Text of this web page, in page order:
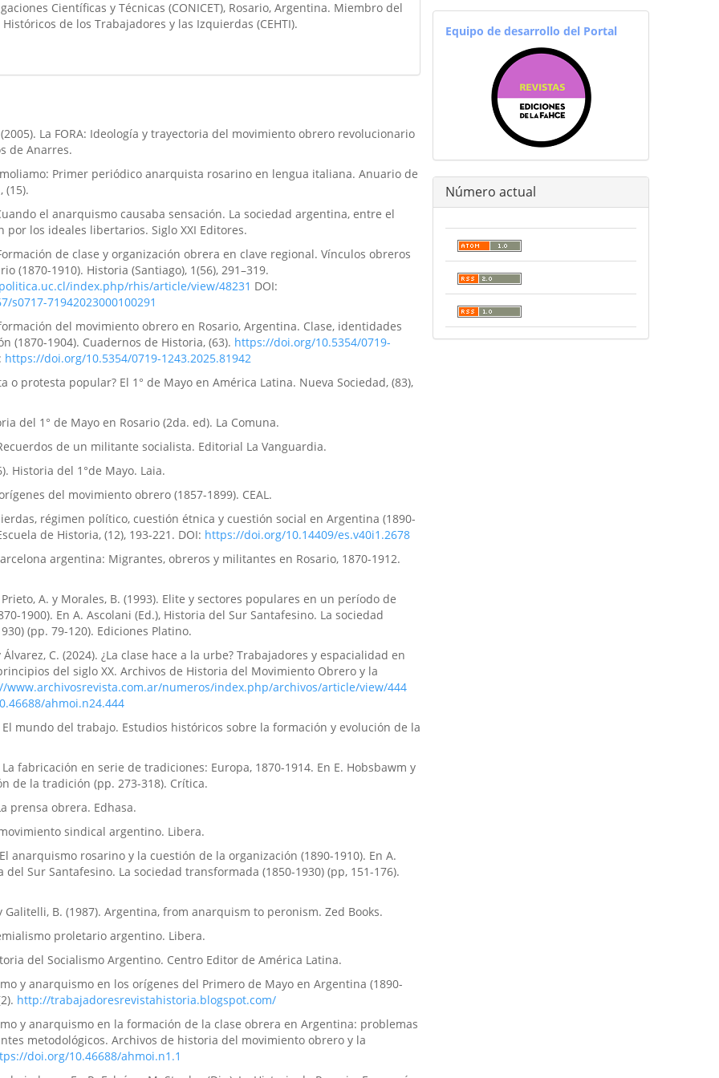
Científicas y Técnicas (CONICET), Rosario, Argentina. Miembro del
de los Trabajadores y las Izquierdas (CEHTI).
La FORA: Ideología y trayectoria del movimiento obrero revolucionario
de Anarres.
Primer periódico anarquista rosarino en lengua italiana. Anuario de
(15).
el anarquismo causaba sensación. La sociedad argentina, entre el
por los ideales libertarios. Siglo XXI Editores.
de clase y organización obrera en clave regional. Vínculos obreros
(1870-1910). Historia (Santiago), 1(56), 291–319.
index.php/rhis/article/view/48231 DOI:
s0717-71942023000100291
del movimiento obrero en Rosario, Argentina. Clase, identidades
(1870-1904). Cuadernos de Historia, (63). https://doi.org/10.5354/0719-
https://doi.org/10.5354/0719-1243.2025.81942
o protesta popular? El 1° de Mayo en América Latina. Nueva Sociedad, (83),
del 1° de Mayo en Rosario (2da. ed). La Comuna.
de un militante socialista. Editorial La Vanguardia.
Historia del 1°de Mayo. Laia.
del movimiento obrero (1857-1899). CEAL.
régimen político, cuestión étnica y cuestión social en Argentina (1890-
de Historia, (12), 193-221. DOI: https://doi.org/10.14409/es.v40i1.2678
argentina: Migrantes, obreros y militantes en Rosario, 1870-1912.
Prieto, A. y Morales, B. (1993). Elite y sectores populares en un período de
1900). En A. Ascolani (Ed.), Historia del Sur Santafesino. La sociedad
(pp. 79-120). Ediciones Platino.
Álvarez, C. (2024). ¿La clase hace a la urbe? Trabajadores y espacialidad en
del siglo XX. Archivos de Historia del Movimiento Obrero y la
www.archivosrevista.com.ar/numeros/index.php/archivos/article/view/444
ahmoi.n24.444
El mundo del trabajo. Estudios históricos sobre la formación y evolución de la
La fabricación en serie de tradiciones: Europa, 1870-1914. En E. Hobsbawm y
de la tradición (pp. 273-318). Crítica.
prensa obrera. Edhasa.
sindical argentino. Libera.
anarquismo rosarino y la cuestión de la organización (1890-1910). En A.
del Sur Santafesino. La sociedad transformada (1850-1930) (pp, 151-176).
Galitelli, B. (1987). Argentina, from anarquism to peronism. Zed Books.
proletario argentino. Libera.
del Socialismo Argentino. Centro Editor de América Latina.
y anarquismo en los orígenes del Primero de Mayo en Argentina (1890-
http://trabajadoresrevistahistoria.blogspot.com/
y anarquismo en la formación de la clase obrera en Argentina: problemas
metodológicos. Archivos de historia del movimiento obrero y la
doi.org/10.46688/ahmoi.n1.1
equiporevistas
Equipo de desarrollo del Portal
Número actual